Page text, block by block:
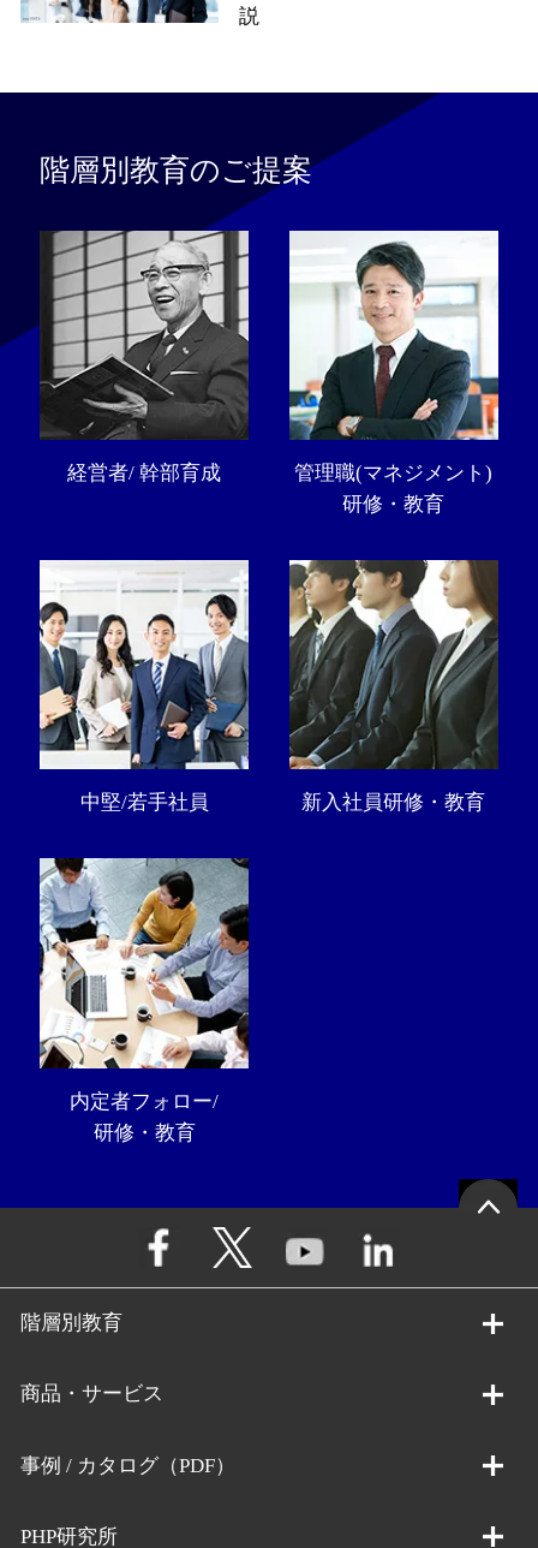
説
階層別教育のご提案
経営者/ 幹部育成
管理職(マネジメント)
研修・教育
中堅/若手社員 新入社員研修・教育
内定者フォロー/
研修・教育
階層別教育
商品・サービス
事例 / カタログ（PDF）
PHP研究所